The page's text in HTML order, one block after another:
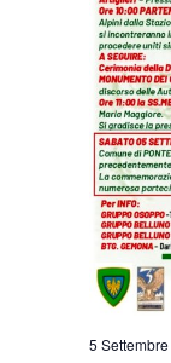
5 Settembre